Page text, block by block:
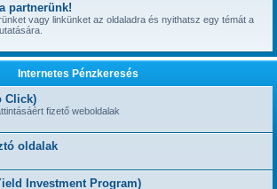
Újabb 1 év, gyerünk-gyerünk tovább
»
»
BoaBet | Fogadóiroda és online kaszinó
pm »
22bet
partnerünk!
vagy linkünket az oldaladra és nyithatsz egy témát a
Internetes Pénzkeresés
Click)
fizető weboldalak
oldalak
Investment Program)